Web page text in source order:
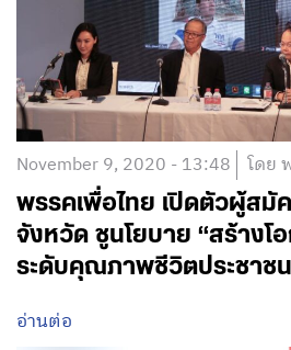
November 9, 2020 - 13:48 โดย
พรรคเพื่อไทย เปิดตัวผู้สมั
จังหวัด ชูนโยบาย “สร้างโ
ระดับคุณภาพชีวิตประชาช
อ่านต่อ